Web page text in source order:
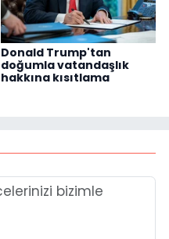
Donald Trump'tan
doğumla vatandaşlık
hakkına kısıtlama